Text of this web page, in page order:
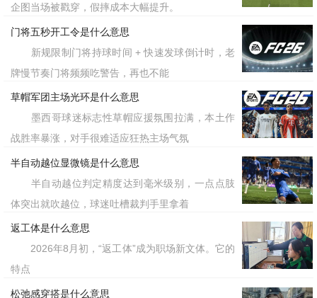
企图当场被戳穿，假摔成本大幅提升。
门将五秒开工令是什么意思
新规限制门将持球时间 + 快速发球倒计时，老
牌慢节奏门将频频吃警告，再也不能
草帽军团主场光环是什么意思
墨西哥球迷标志性草帽应援氛围拉满，本土作
战胜率暴涨，对手很难适应狂热主场气氛
半自动越位显微镜是什么意思
半自动越位判定精度达到毫米级别，一点点肢
体突出就吹越位，球迷吐槽裁判手里拿着
返工体是什么意思
2026年8月初，“返工体”成为职场新文体。它的
特点
松弛感穿搭是什么意思